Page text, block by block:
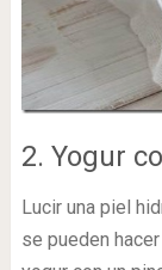
2. Yogur
Lucir una piel
se pueden